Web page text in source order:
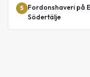
5
Fordonshaveri på
Södertälje